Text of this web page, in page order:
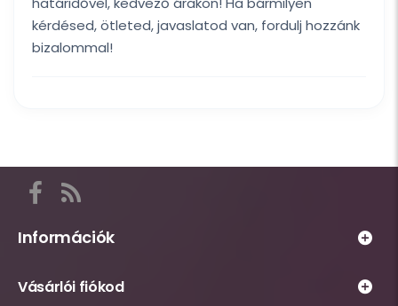
kérdésed, ötleted, javaslatod van, fordulj hozzánk
bizalommal!
találod
Habsziget
csatornáit,
Információk
működésével
Vásárlói fiókod